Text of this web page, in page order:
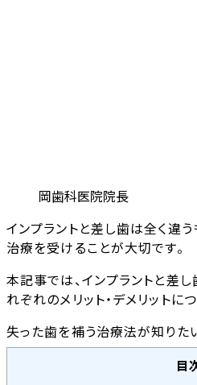
岡歯科医院院長
インプラントと差し歯は全く違
治療を受けることが大切です。
本記事では、インプラントと差
れぞれのメリット・デメリットに
失った歯を補う治療法が知りた
目